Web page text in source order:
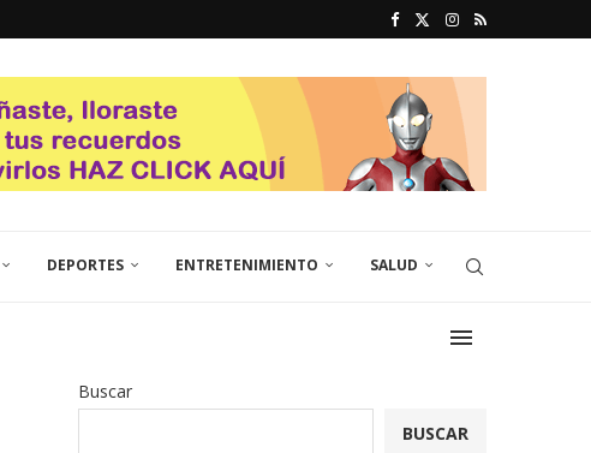
DEPORTES ENTRETENIMIENTO SALUD
Buscar
BUSCAR